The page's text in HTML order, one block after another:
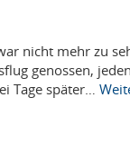
nicht mehr zu
genossen,
Tage später…